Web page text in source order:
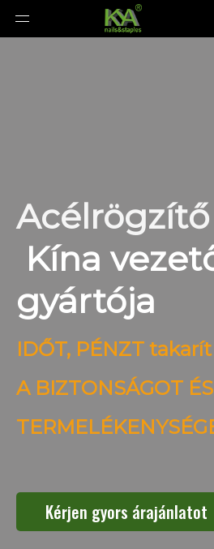
Kína
gyártója
IDŐT, PÉNZT
A BIZTONSÁGOT
Kérjen gyors árajánlatot